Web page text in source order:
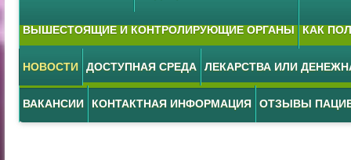
ВЫШЕСТОЯЩИЕ И КОНТРОЛИРУЮЩИЕ ОРГАНЫ КАК
НОВОСТИ ДОСТУПНАЯ СРЕДА ЛЕКАРСТВА ИЛИ
ВАКАНСИИ КОНТАКТНАЯ ИНФОРМАЦИЯ ОТЗЫВЫ